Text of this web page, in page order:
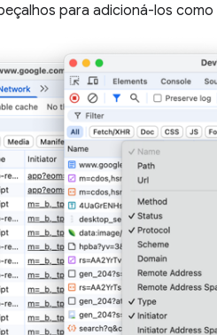
para adicioná-los como